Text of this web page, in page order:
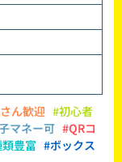
ん歓迎 #初心者
マネー可 #QRコ
豊富 #ボックス